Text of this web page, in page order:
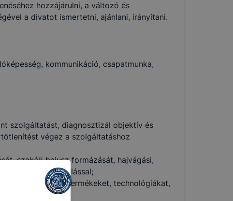
hozzájárulni, a változó és
a divatot ismertetni, ajánlani, irányítani.
kommunikáció, csapatmunka,
szolgáltatást, diagnosztizál objektív és
végez a szolgáltatáshoz
szakáll-bajusz formázását, hajvágási,
termékfelhasználással;
a megfelelő termékeket, technológiákat,